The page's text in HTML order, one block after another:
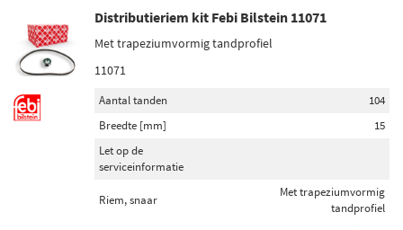
Distributieriem kit Febi Bilstein 11071
Met trapeziumvormig tandprofiel
11071
Aantal tanden
104
Breedte [mm]
15
Let op de
serviceinformatie
Riem, snaar
Met trapeziumvormig
tandprofiel